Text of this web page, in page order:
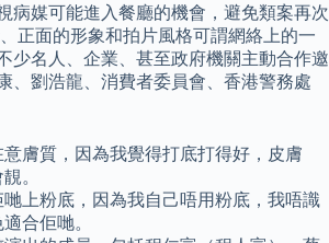
病媒可能進入餐廳的機會，避免類案再次
正面的形象和拍片風格可謂網絡上的一
少名人、企業、甚至政府機關主動合作邀
、劉浩龍、消費者委員會、香港警務處
膚質，因為我覺得打底打得好，皮膚
。
上粉底，因為我自己唔用粉底，我唔識
合佢哋。